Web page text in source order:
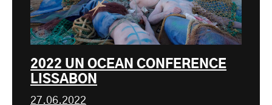
2022 UN OCEAN CONFERENCE
LISSABON
27.06.2022